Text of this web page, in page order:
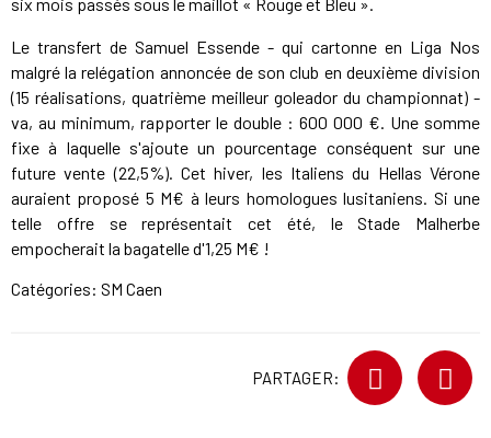
six mois passés sous le maillot « Rouge et Bleu ».
Le transfert de Samuel Essende - qui cartonne en Liga Nos
malgré la relégation annoncée de son club en deuxième division
(15 réalisations, quatrième meilleur goleador du championnat) -
va, au minimum, rapporter le double : 600 000 €. Une somme
fixe à laquelle s'ajoute un pourcentage conséquent sur une
future vente (22,5%). Cet hiver, les Italiens du Hellas Vérone
auraient proposé 5 M€ à leurs homologues lusitaniens. Si une
telle offre se représentait cet été, le Stade Malherbe
empocherait la bagatelle d'1,25 M€ !
Catégories: SM Caen
PARTAGER: